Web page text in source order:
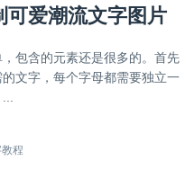
可爱潮流文字图片
包含的元素还是很多的。首先
文字，每个字母都需要独立一
程